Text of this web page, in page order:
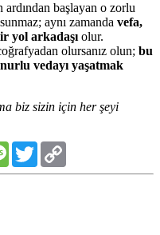
ardından başlayan o zorlu
aynı zamanda vefa,
yol arkadaşı olur.
olursanız olun; bu
vedayı yaşatmak
biz sizin için her şeyi
MessageTwitter